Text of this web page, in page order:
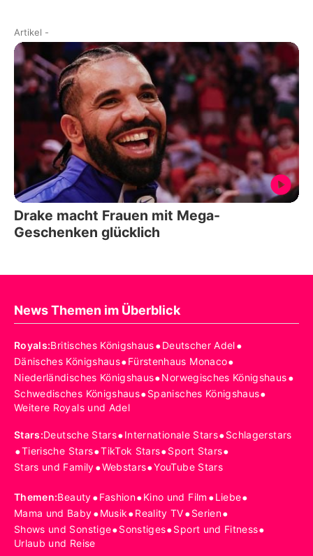
Artikel -
Drake macht Frauen mit Mega-
Geschenken glücklich
News Themen im Überblick
Royals:Britisches Königshaus•Deutscher Adel•
Dänisches Königshaus•Fürstenhaus Monaco•
Niederländisches Königshaus•Norwegisches Königshaus•
Schwedisches Königshaus•Spanisches Königshaus•
Weitere Royals und Adel
Stars:Deutsche Stars•Internationale Stars•Schlagerstars
•Tierische Stars•TikTok Stars•Sport Stars•
Stars und Family•Webstars•YouTube Stars
Themen:Beauty•Fashion•Kino und Film •Liebe•
Mama und Baby•Musik•Reality TV•Serien•
Shows und Sonstige•Sonstiges•Sport und Fitness•
Urlaub und Reise